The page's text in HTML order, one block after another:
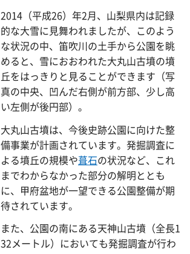
2014（平成26）年2月、山梨県内は記録
的な大雪に見舞われましたが、このよう
な状況の中、笛吹川の土手から公園を眺
めると、雪におおわれた大丸山古墳の墳
丘をはっきりと見ることができます（写
真の中央、凹んだ右側が前方部、少し高
い左側が後円部）。
大丸山古墳は、今後史跡公園に向けた整
備事業が計画されています。発掘調査に
よる墳丘の規模や葺石の状況など、これ
までわからなかった部分の解明ととも
に、甲府盆地が一望できる公園整備が期
待されています。
また、公園の南にある天神山古墳（全長1
32メートル）においても発掘調査が行わ